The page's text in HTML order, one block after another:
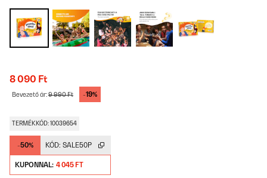
8 090 Ft
Bevezető ár:9 990 Ft -19%
TERMÉKKÓD: 10039654
-50% KÓD: SALE50P
KUPONNAL: 4 045 FT